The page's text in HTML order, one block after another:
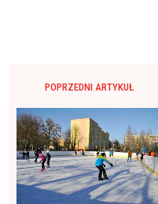
POPRZEDNI ARTYKUŁ